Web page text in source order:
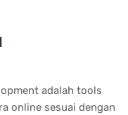
adalah tools
online sesuai dengan